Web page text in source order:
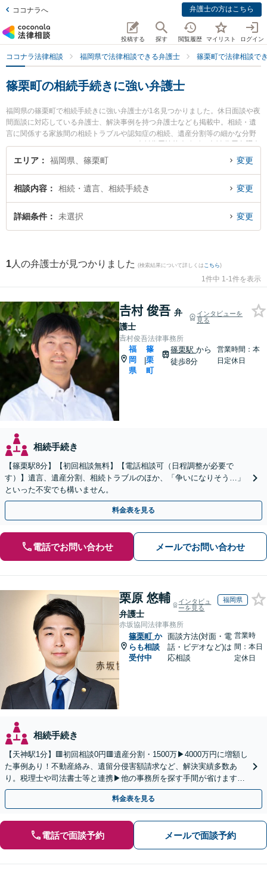
ココナラへ 弁護士の方はこちら
投稿する 探す 閲覧履歴 マイリスト ログイン
ココナラ法律相談 福岡県で法律相談できる弁護士 篠栗町で法律相談で
篠栗町の相続手続きに強い弁護士
福岡県の篠栗町で相続手続きに強い弁護士が1名見つかりました。休日面談や夜
間面談に対応している弁護士、解決事例を持つ弁護士なども掲載中。相続・遺
言に関係する家族間の相続トラブルや認知症の相続、遺産分割等の細かな分野
での絞り込み検索もでき便利です。特に 𠮷村俊吾法律事務所の𠮷村 俊吾弁護士
のプロフィール情報や弁護士費用、強みなどが注目されています。『篠栗町で
相談無料で相続手続きを法律相談できる篠栗町内の弁護士に相談予約したい』
などでお困りの相談者さんにおすすめです。
エリア 福岡県、篠栗町 変更
相談内容 相続・遺言、相続手続き 変更
詳細条件 未選択 変更
1 人の弁護士が見つかりました (検索結果について詳しくは こちら)
1件中 1-1件を表示
𠮷村 俊吾 弁
護士
インタビューを
見る
𠮷村俊吾法律事務所
福
岡
県
|
篠
栗
町
篠栗駅から
徒歩8分
営業時間：本
日定休日
相続手続き
【篠栗駅8分】【初回相談無料】【電話相談可（日程調整が必要で
す）】遺言、遺産分割、相続トラブルのほか、「争いになりそう…」
といった不安でも構いません。
料金表を見る
電話でお問い合わせ メールでお問い合わせ
栗原 悠輔
弁護士
インタビュ
ーを見る
福岡県
赤坂協同法律事務所
篠栗町 か
らも相談
受付中
面談方法(対面・電
話・ビデオなど)は
応相談
営業時
間：本日
定休日
相続手続き
【天神駅1分】🟥初回相談0円🟥遺産分割・1500万▶4000万円に増額し
た事例あり！不動産絡み、遺留分侵害額請求など、解決実績多数あ
り。税理士や司法書士等と連携▶他の事務所を探す手間が省けます！
不動産会社と連携し無料査定&財産調査も◎
料金表を見る
電話で面談予約 メールで面談予約